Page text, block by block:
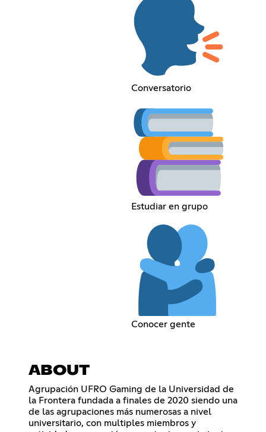
Conversatorio
Estudiar en grupo
Conocer gente
ABOUT
Agrupación UFRO Gaming de la Universidad de
la Frontera fundada a finales de 2020 siendo una
de las agrupaciones más numerosas a nivel
universitario, con multiples miembros y